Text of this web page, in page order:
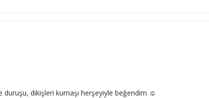
duruşu, dikişleri kumaşı herşeyiyle beğendim ☺️